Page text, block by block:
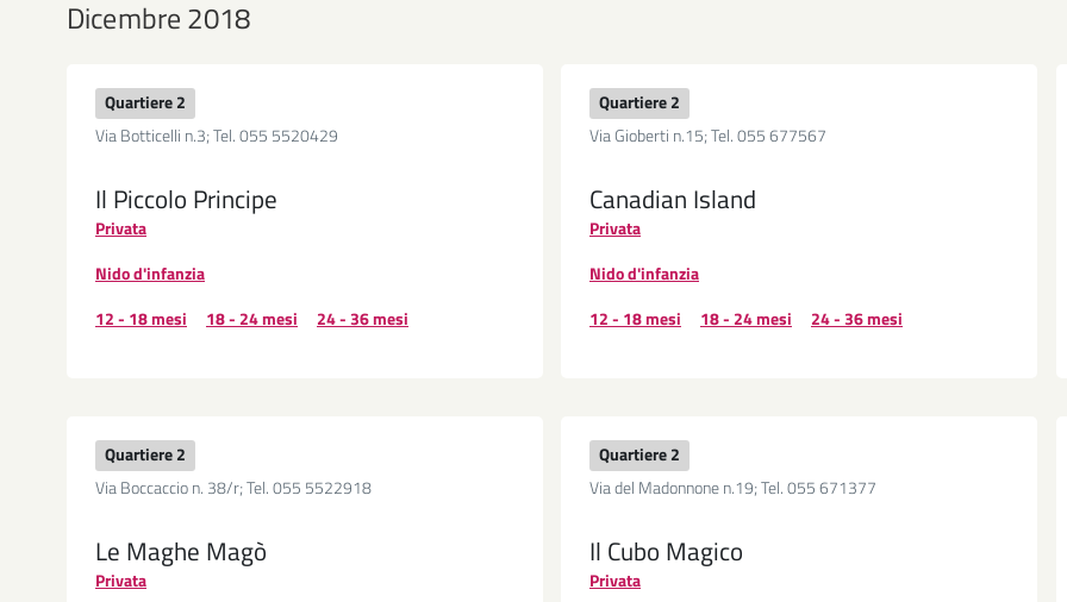
Dicembre 2018
Quartiere 2
Via Botticelli n.3; Tel. 055 5520429
Il Piccolo Principe
Privata
Nido d'infanzia
12 - 18 mesi
18 - 24 mesi 24 - 36 mesi
Quartiere 2
Via Gioberti n.15; Tel. 055 677567
Canadian Island
Privata
Nido d'infanzia
12 - 18 mesi
18 - 24 mesi 24 - 36 mesi
Quartiere 2
Via Boccaccio n. 38/r; Tel. 055 5522918
Le Maghe Magò
Privata
Quartiere 2
Via del Madonnone n.19; Tel. 055 671377
Il Cubo Magico
Privata